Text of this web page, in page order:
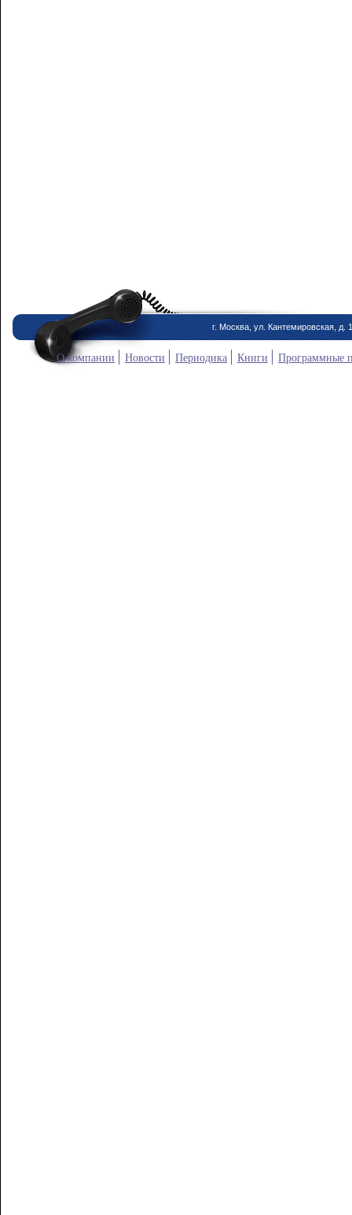
г. Москва, ул. Кантемировская, д.
О компании Новости Периодика Книги Программные